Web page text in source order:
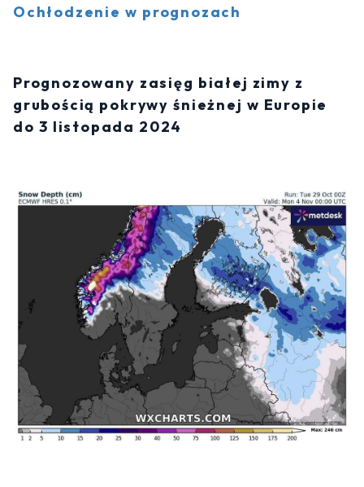
Ochłodzenie w prognozach
Prognozowany zasięg białej zimy z
grubością pokrywy śnieżnej w Europie
do 3 listopada 2024